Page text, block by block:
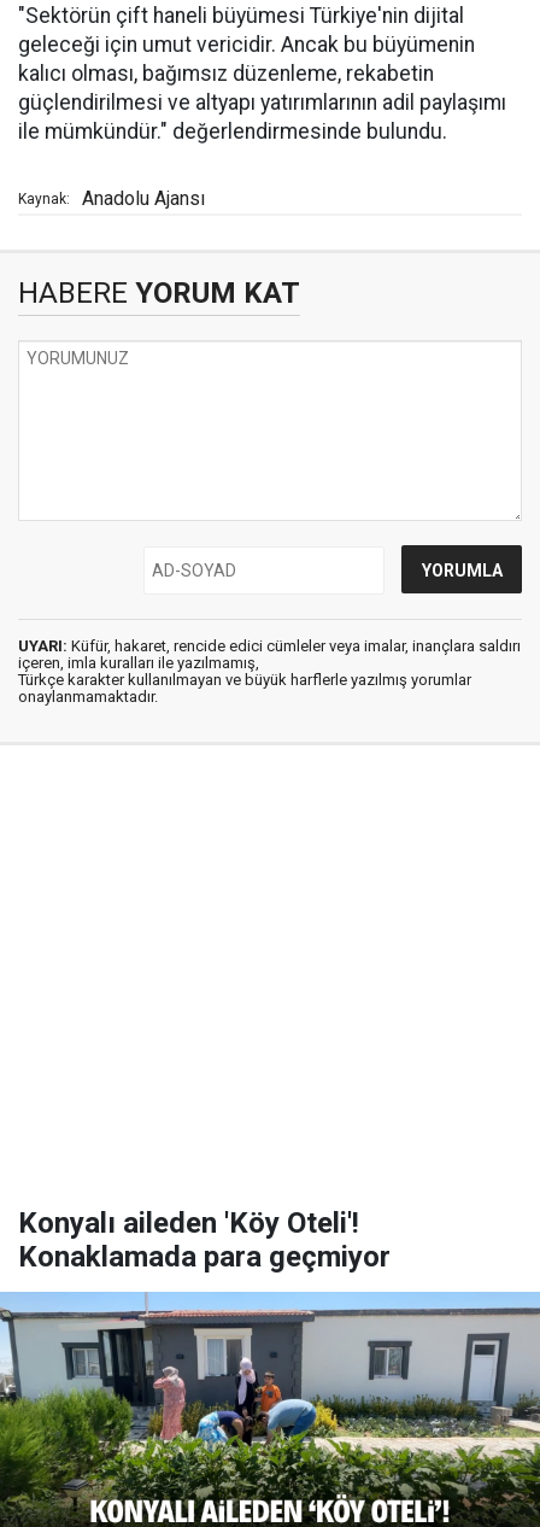
"Sektörün çift haneli büyümesi Türkiye'nin dijital
geleceği için umut vericidir. Ancak bu büyümenin
kalıcı olması, bağımsız düzenleme, rekabetin
güçlendirilmesi ve altyapı yatırımlarının adil paylaşımı
ile mümkündür." değerlendirmesinde bulundu.
Kaynak: Anadolu Ajansı
HABERE YORUM KAT
UYARI: Küfür, hakaret, rencide edici cümleler veya imalar, inançlara saldırı
içeren, imla kuralları ile yazılmamış,
Türkçe karakter kullanılmayan ve büyük harflerle yazılmış yorumlar
onaylanmamaktadır.
Konyalı aileden 'Köy Oteli'!
Konaklamada para geçmiyor